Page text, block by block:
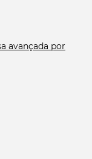
avançada por